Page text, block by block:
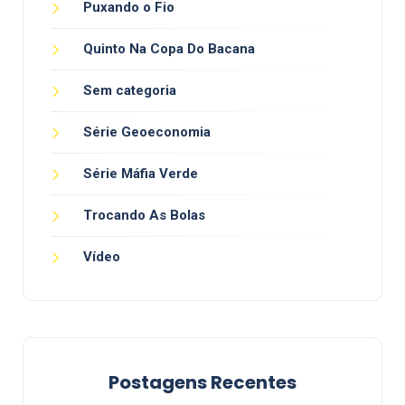
Puxando o Fio
Quinto Na Copa Do Bacana
Sem categoria
Série Geoeconomia
Série Máfia Verde
Trocando As Bolas
Vídeo
Postagens Recentes